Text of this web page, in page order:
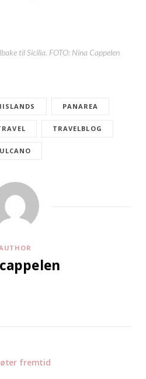
til Sicilia. FOTO: Nina Cappelen
PANAREA
TRAVELBLOG
fremtid